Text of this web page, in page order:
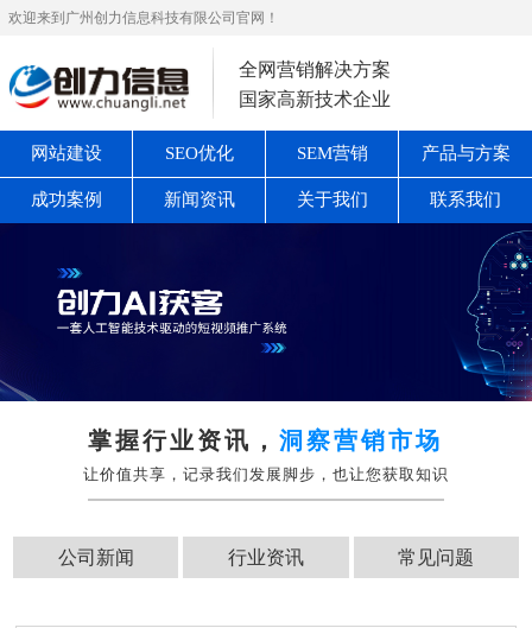
欢迎来到广州创力信息科技有限公司官网！
全网营销解决方案
国家高新技术企业
网站建设 SEO优化 SEM营销 产品与方案
成功案例 新闻资讯 关于我们 联系我们
掌握行业资讯，洞察营销市场
让价值共享，记录我们发展脚步，也让您获取知识
公司新闻 行业资讯 常见问题